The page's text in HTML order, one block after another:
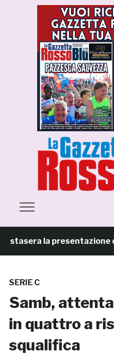
la presentazione
SERIE C
Samb,
in quattro a
squalifica